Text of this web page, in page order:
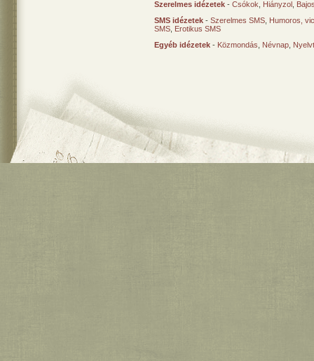
Szerelmes idézetek - Csókok Hiányzol
SMS idézetek - Szerelmes SMS Humoros,
SMS Erotikus SMS
Egyéb idézetek - Közmondás Névnap